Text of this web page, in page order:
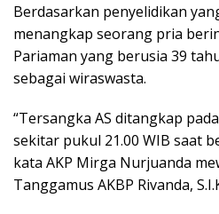
Berdasarkan penyelidikan
menangkap seorang pria
Pariaman yang berusia 39
sebagai wiraswasta.
“Tersangka AS ditangkap
sekitar pukul 21.00 WIB saat
kata AKP Mirga Nurjuanda
Tanggamus AKBP Rivanda,